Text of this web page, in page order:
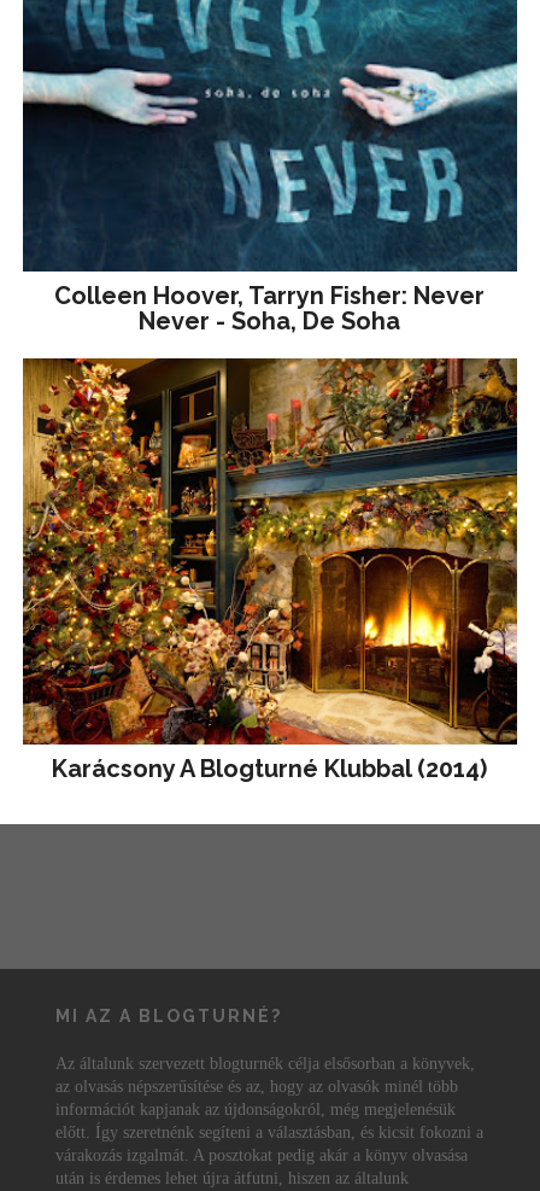
Colleen Hoover, Tarryn Fisher: Never
Never - Soha, De Soha
Karácsony A Blogturné Klubbal (2014)
MI AZ A BLOGTURNÉ?
Az általunk szervezett blogturnék célja elsősorban a könyvek,
az olvasás népszerűsítése és az, hogy az olvasók minél több
információt kapjanak az újdonságokról, még megjelenésük
előtt. Így szeretnénk segíteni a választásban, és kicsit fokozni a
várakozás izgalmát. A posztokat pedig akár a könyv olvasása
után is érdemes lehet újra átfutni, hiszen az általunk